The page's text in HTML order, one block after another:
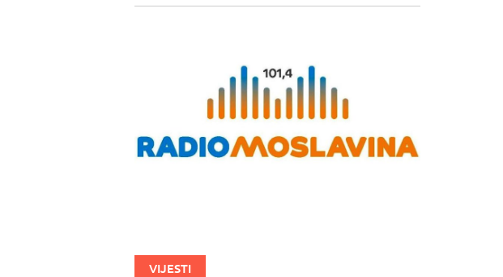
VIJESTI